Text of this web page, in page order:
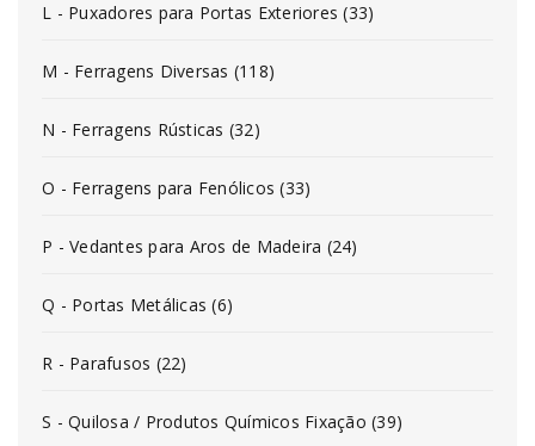
L - Puxadores para Portas Exteriores (33)
M - Ferragens Diversas (118)
N - Ferragens Rústicas (32)
O - Ferragens para Fenólicos (33)
P - Vedantes para Aros de Madeira (24)
Q - Portas Metálicas (6)
R - Parafusos (22)
S - Quilosa / Produtos Químicos Fixação (39)